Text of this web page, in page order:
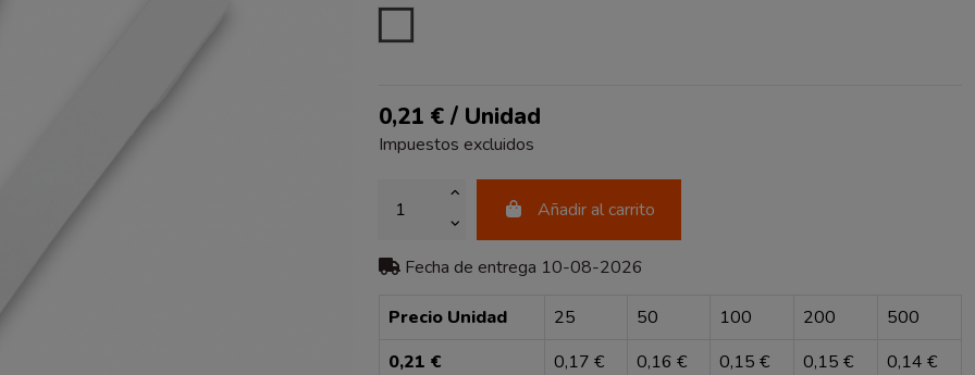
0,21 € / Unidad
Impuestos excluidos
Añadir al carrito
Fecha de entrega 10-08-2026
Precio Unidad 25 50 100 200
500
0,21 €
0,17 € 0,16 € 0,15 € 0,15 € 0,14 €